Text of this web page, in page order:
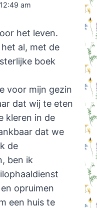
am
het leven.
al, met de
boek
voor mijn gezin
dat wij te eten
kleren in de
dat we
de
ben ik
opruimen
een huis te